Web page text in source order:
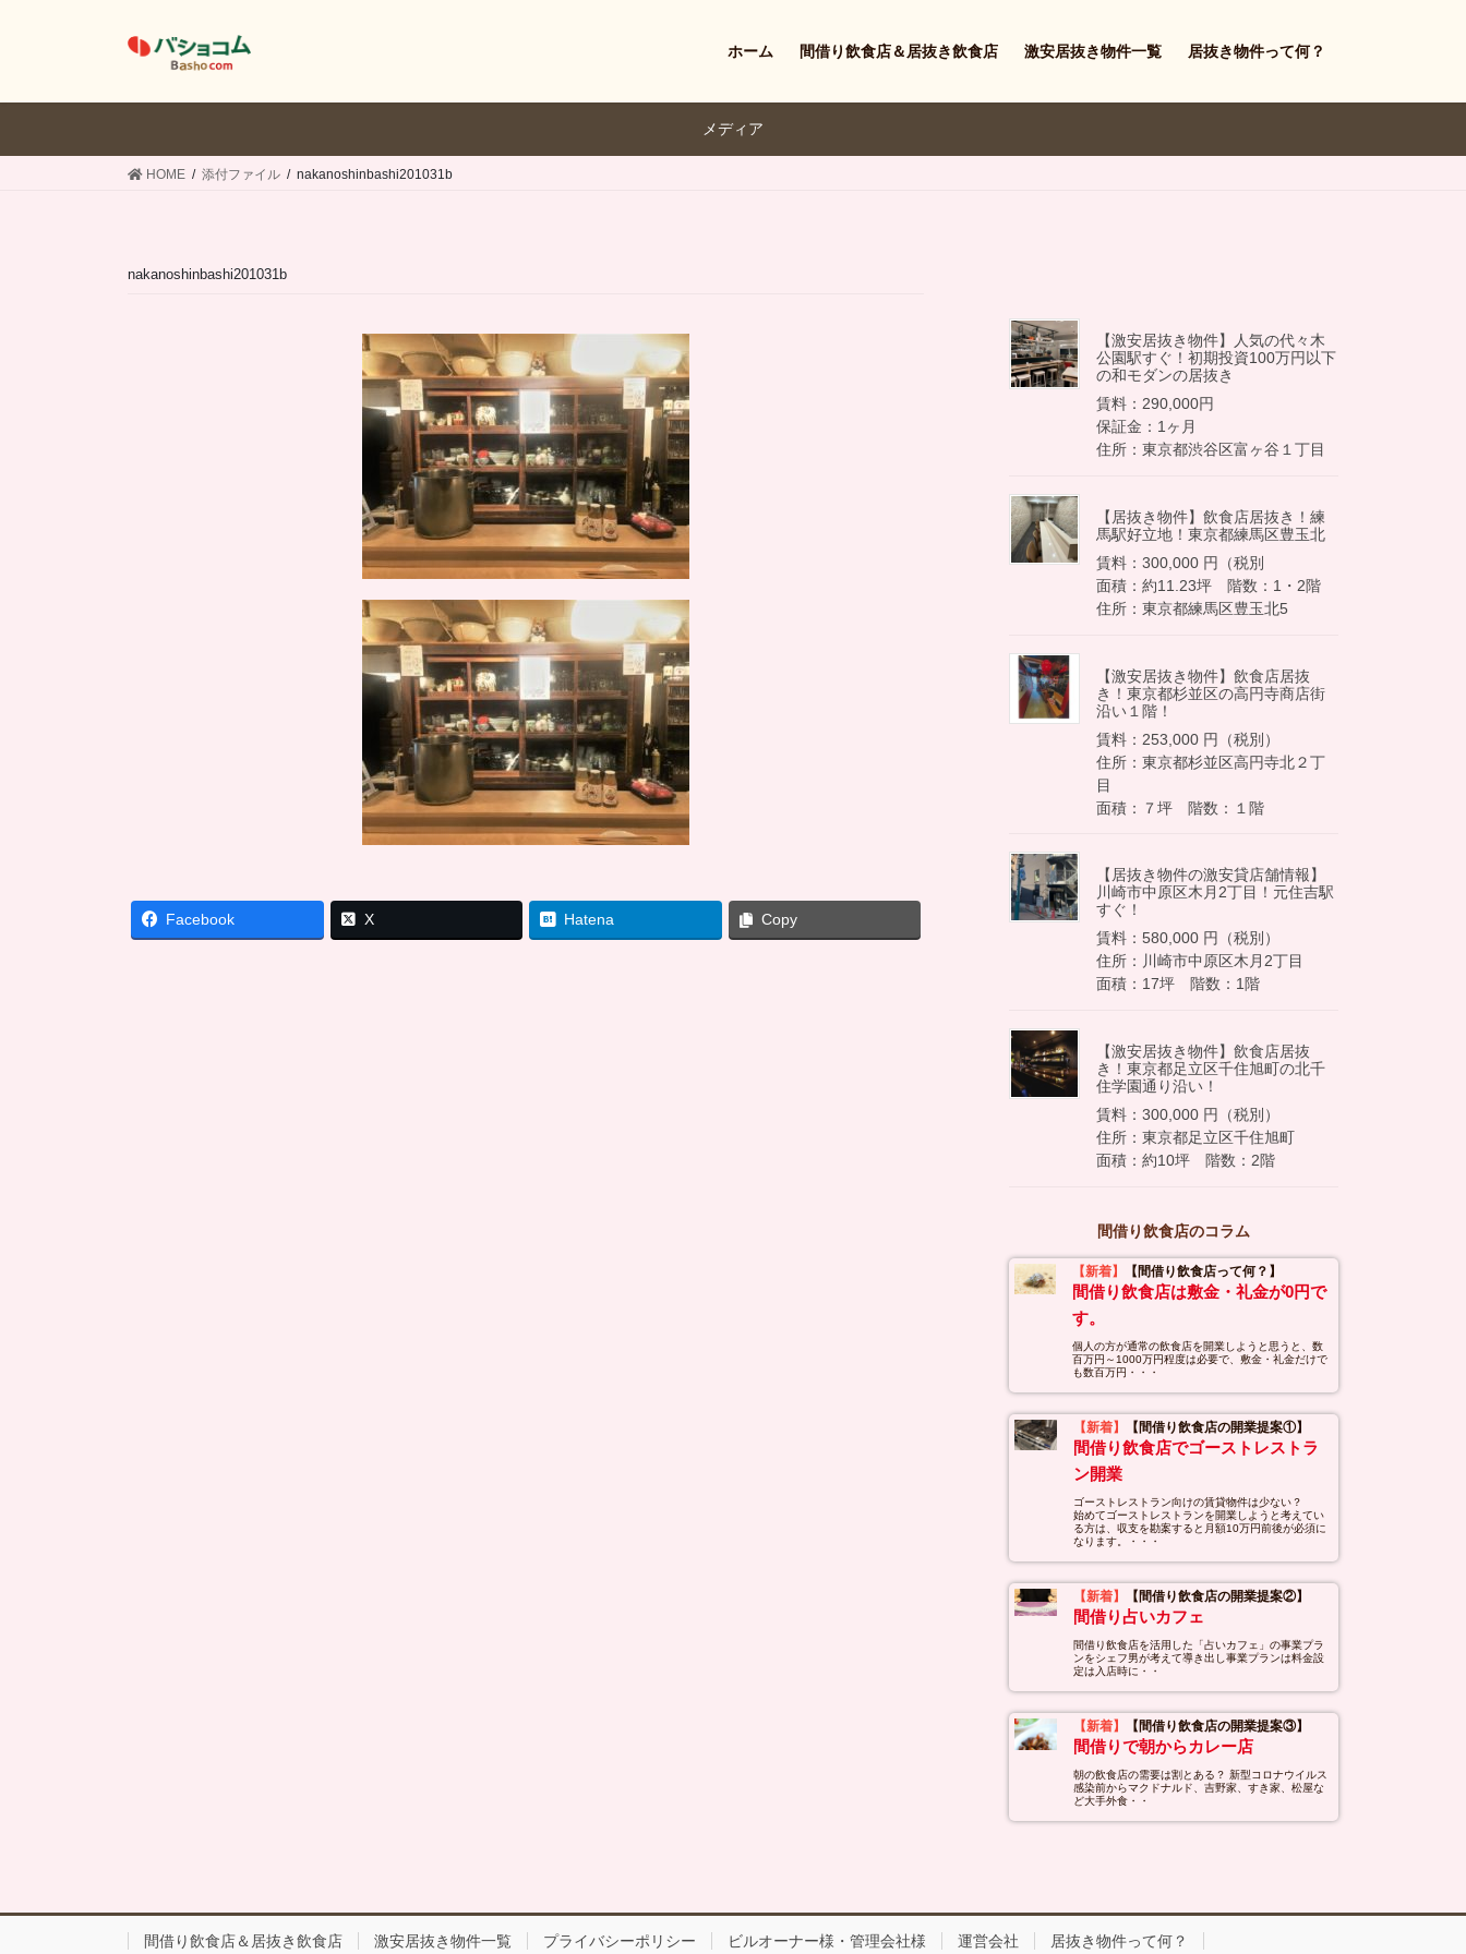
ホーム 間借り飲食店＆居抜き飲食店 激安居抜き物件一覧 居抜き物件って何？
メディア
HOME 添付ファイル nakanoshinbashi201031b
nakanoshinbashi201031b
Facebook X Hatena Copy
【激安居抜き物件】人気の代々木
公園駅すぐ！初期投資100万円以下
の和モダンの居抜き
賃料：290,000円
保証金：1ヶ月
住所：東京都渋谷区富ヶ谷１丁目
【居抜き物件】飲食店居抜き！練
馬駅好立地！東京都練馬区豊玉北
賃料：300,000 円（税別
面積：約11.23坪 階数：1・2階
住所：東京都練馬区豊玉北5
【激安居抜き物件】飲食店居抜
き！東京都杉並区の高円寺商店街
沿い１階！
賃料：253,000 円（税別）
住所：東京都杉並区高円寺北２丁
目
面積：７坪 階数：１階
【居抜き物件の激安貸店舗情報】
川崎市中原区木月2丁目！元住吉駅
すぐ！
賃料：580,000 円（税別）
住所：川崎市中原区木月2丁目
面積：17坪 階数：1階
【激安居抜き物件】飲食店居抜
き！東京都足立区千住旭町の北千
住学園通り沿い！
賃料：300,000 円（税別）
住所：東京都足立区千住旭町
面積：約10坪 階数：2階
間借り飲食店のコラム
【新着】 【間借り飲食店って何？】
間借り飲食店は敷金・礼金が0円で
す。
個人の方が通常の飲食店を開業しようと思うと、数
百万円～1000万円程度は必要で、敷金・礼金だけで
も数百万円・・・
【新着】 【間借り飲食店の開業提案①】
間借り飲食店でゴーストレストラ
ン開業
ゴーストレストラン向けの賃貸物件は少ない？
始めてゴーストレストランを開業しようと考えてい
る方は、収支を勘案すると月額10万円前後が必須に
なります。・・・
【新着】 【間借り飲食店の開業提案②】
間借り占いカフェ
間借り飲食店を活用した「占いカフェ」の事業プラ
ンをシェフ男が考えて導き出し事業プランは料金設
定は入店時に・・
【新着】 【間借り飲食店の開業提案③】
間借りで朝からカレー店
朝の飲食店の需要は割とある？ 新型コロナウイルス
感染前からマクドナルド、吉野家、すき家、松屋な
ど大手外食・・
間借り飲食店＆居抜き飲食店 激安居抜き物件一覧 プライバシーポリシー ビルオーナー様・管理会社様 運営会社 居抜き物件って何？